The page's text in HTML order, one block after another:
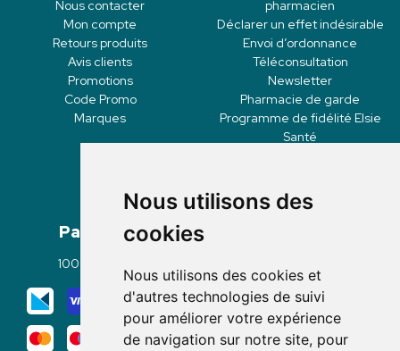
Nous utilisons des
cookies
Nous utilisons des cookies et
d'autres technologies de suivi
pour améliorer votre expérience
de navigation sur notre site, pour
Nous contacter
Mon compte
Retours produits
Avis clients
Promotions
Code Promo
Marques
pharmacien
Déclarer un effet indésirable
Envoi d’ordonnance
Téléconsultation
Newsletter
Pharmacie de garde
Programme de fidélité Elsie
Santé
Paiement
100% sécurisé
Mode de livraison